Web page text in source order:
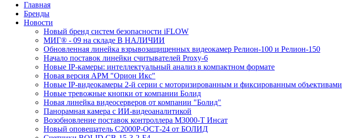
Главная
Бренды
Новости
Новый бренд систем безопасности iFLOW
МИГ® - 09 на складе В НАЛИЧИИ
Обновленная линейка взрывозащищенных видеокамер Релион-100 и Релион-150
Начало поставок линейки считывателей Proxy-6
Новые IP-камеры: интеллектуальный анализ в компактном формате
Новая версия АРМ "Орион Икс"
Новые IP-видеокамеры 2-й серии с моторизированным и фиксированным объективами
Новые тревожные кнопки от компании Болид
Новая линейка видеосерверов от компании "Болид"
Панорамная камера с ИИ-видеоаналитикой
Возобновление поставок контроллера М3000-Т Инсат
Новый оповещатель С2000Р-ОСТ-24 от БОЛИД